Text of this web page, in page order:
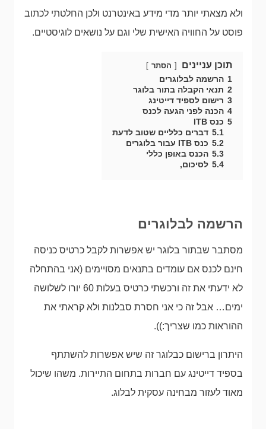
ולא מצאתי יותר מדי מידע באינטרנט ולכן החלטתי לכתוב
פוסט על החוויה האישית שלי וגם על נושאים לוגיסטיים.
תוכן עניינים הסתר
1 הרשמה לבלוגרים
2 תנאי הקבלה בתור בלוגר
3 רישום לספיד דייטינג
4 הכנה לפני הגעה לכנס
5 כנס ITB
5.1 דברים כלליים שטוב לדעת
5.2 כנס ITB עבור בלוגרים
5.3 הכנס באופן כללי
5.4 לסיכום,
הרשמה לבלוגרים
מסתבר שבתור בלוגר יש אפשרות לקבל כרטיס כניסה
חינם לכנס אם עומדים בתנאים מסויימים (אני בהתחלה
לא ידעתי את זה ורכשתי כרטיס בעלות 60 יורו לשלושה
ימים… אבל זה כי אני חסרת סבלנות ולא קראתי את
ההוראות כמו שצריך:)).
היתרון ברישום כבלוגר זה שיש אפשרות להשתתף
בספיד דייטינג עם חברות בתחום התיירות. משהו שיכול
מאוד לעזור מבחינה עסקית לבלוג.